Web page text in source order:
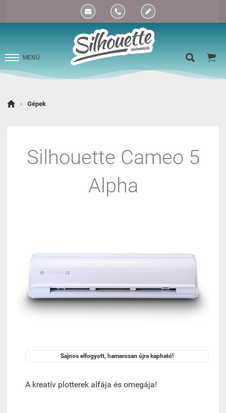
MENÜ  
 » Gépek
Silhouette Cameo 5
Alpha
Sajnos elfogyott, hamarosan újra kapható!
A kreatív plotterek alfája és omegája!